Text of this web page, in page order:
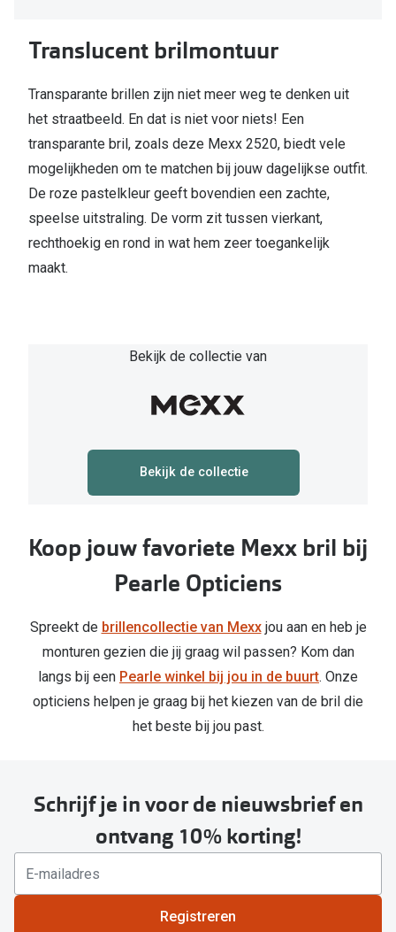
Translucent brilmontuur
Transparante brillen zijn niet meer weg te denken uit
het straatbeeld. En dat is niet voor niets! Een
transparante bril, zoals deze Mexx 2520, biedt vele
mogelijkheden om te matchen bij jouw dagelijkse outfit.
De roze pastelkleur geeft bovendien een zachte,
speelse uitstraling. De vorm zit tussen vierkant,
rechthoekig en rond in wat hem zeer toegankelijk
maakt.
Bekijk de collectie van
Bekijk de collectie
Koop jouw favoriete Mexx bril bij
Pearle Opticiens
Spreekt de brillencollectie van Mexxjou aan en heb je
monturen gezien die jij graag wil passen? Kom dan
langs bij een Pearle winkel bij jou in de buurt. Onze
opticiens helpen je graag bij het kiezen van de bril die
het beste bij jou past.
Schrijf je in voor de nieuwsbrief en
ontvang 10% korting!
Registreren